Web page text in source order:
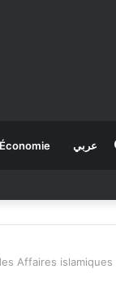
Économie عربي
Affaires islamiques